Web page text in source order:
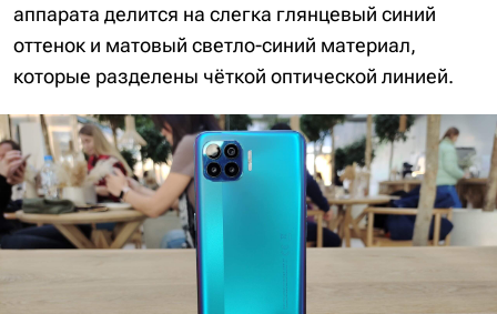
аппарата делится на слегка глянцевый синий
оттенок и матовый светло-синий материал,
которые разделены чёткой оптической линией.